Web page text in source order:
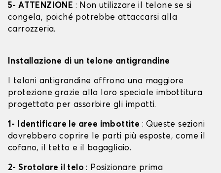
5- ATTENZIONE : Non utilizzare il telone se si
congela, poiché potrebbe attaccarsi alla
carrozzeria.
Installazione di un telone antigrandine
I teloni antigrandine offrono una maggiore
protezione grazie alla loro speciale imbottitura
progettata per assorbire gli impatti.
1- Identificare le aree imbottite : Queste sezioni
dovrebbero coprire le parti più esposte, come il
cofano, il tetto e il bagagliaio.
2- Srotolare il telo: Posizionare prima